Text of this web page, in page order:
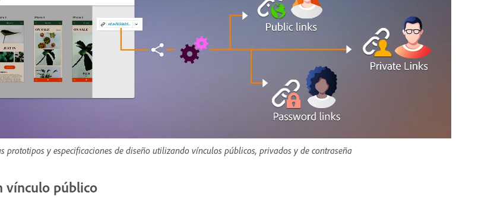
prototipos y especificaciones de diseño utilizando vínculos públicos, privados y de contraseña
vínculo público